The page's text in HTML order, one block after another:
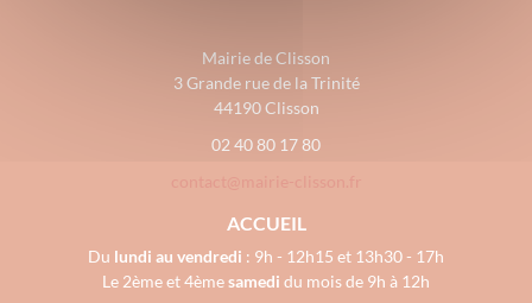
Mairie de Clisson
3 Grande rue de la Trinité
44190 Clisson
02 40 80 17 80
ACCUEIL
Du lundi au vendredi : 9h - 12h15 et 13h30 - 17h
Le 2ème et 4èmesamedi du mois de 9h à 12h